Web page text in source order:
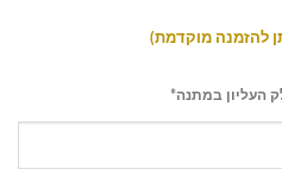
העליון במתנה*